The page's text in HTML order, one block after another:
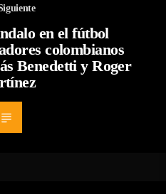
en el fútbol
colombianos
Benedetti y Roger